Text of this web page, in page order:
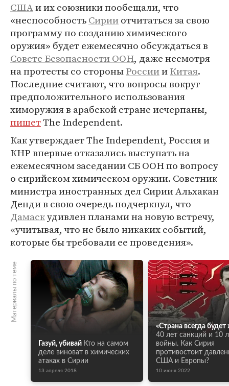
СШАи их союзники пообещали, что
«неспособностьСирииотчитаться за свою
программу по созданию химического
оружия» будет ежемесячно обсуждаться в
Совете Безопасности ООН, даже несмотря
на протесты со стороныРоссиииКитая.
Последние считают, что вопросы вокруг
предположительного использования
химоружия в арабской стране исчерпаны,
пишетThe Independent.
Как утверждает The Independent, Россия и
КНР впервые отказались выступать на
ежемесячном заседании СБ ООН по вопросу
о сирийском химическом оружии. Советник
министра иностранных дел Сирии Альхакан
Денди в свою очередь подчеркнул, что
Дамаскудивлен планами на новую встречу,
«учитывая, что не было никаких событий,
которые бы требовали ее проведения».
Материалы по теме
Газуй, убивай Кто на самом
деле виноват в химических
атаках в Сирии
13 апреля 2018
«Страна всегда будет
40 лет санкций и 10
войны. Как Сирия
противостоит
США и Европы?
10 июня 2022